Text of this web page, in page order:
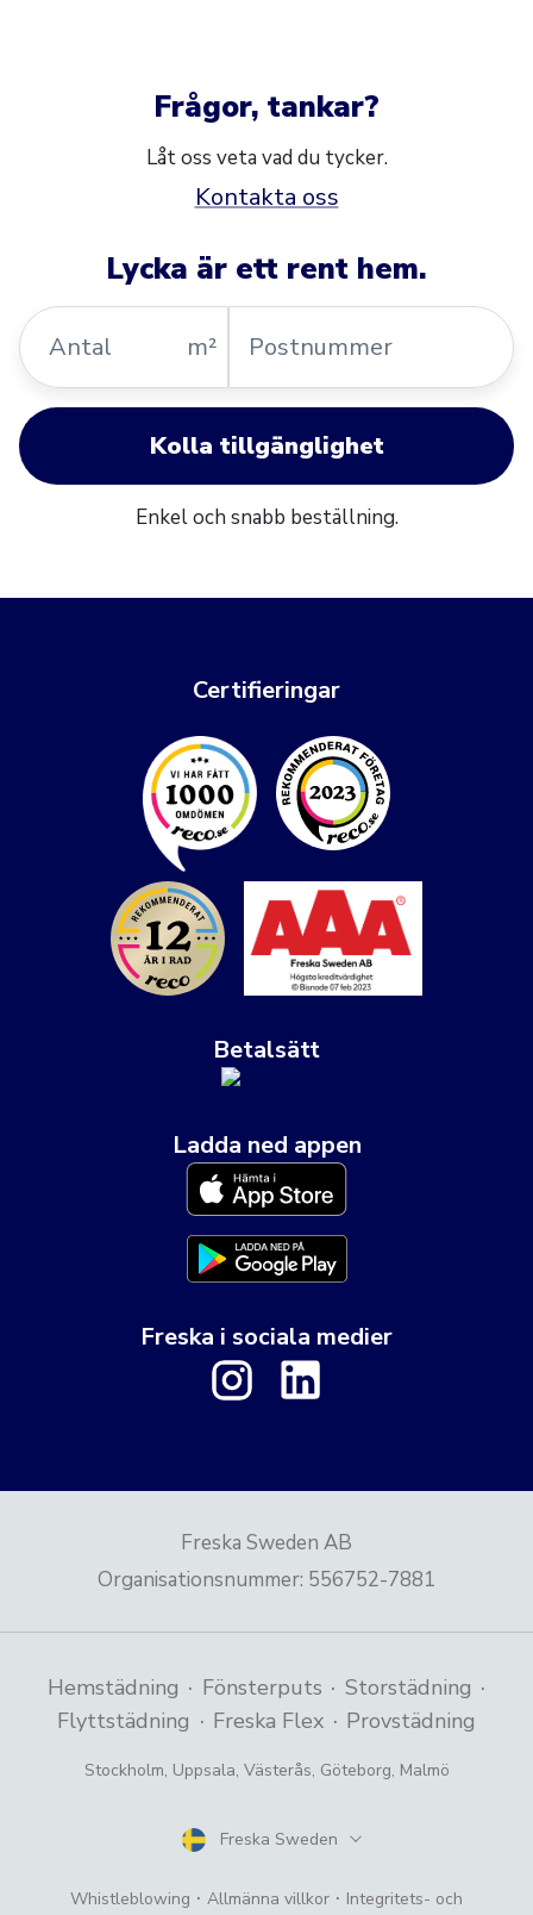
Frågor, tankar?
Låt oss veta vad du tycker.
Kontakta oss
Lycka är ett rent hem.
Antal
m²
Kolla tillgänglighet
Enkel och snabb beställning.
Certifieringar
Betalsätt
Ladda ned appen
Freska i sociala medier
Freska Sweden AB
Organisationsnummer: 556752-7881
Hemstädning · Fönsterputs · Storstädning ·
Flyttstädning · Freska Flex · Provstädning
Stockholm, Uppsala, Västerås, Göteborg, Malmö
Land
Freska Sweden
Whistleblowing · Allmänna villkor · Integritets- och